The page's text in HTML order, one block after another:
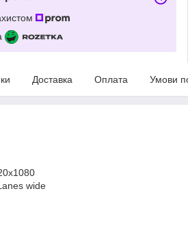
Доставка Оплата Умови
wide